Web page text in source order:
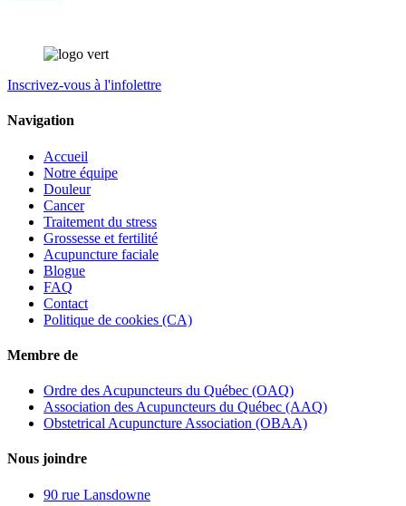
Inscrivez-vous à l'infolettre
Navigation
Accueil
Notre équipe
Douleur
Cancer
Traitement du stress
Grossesse et fertilité
Acupuncture faciale
Blogue
FAQ
Contact
Politique de cookies (CA)
Membre de
Ordre des Acupuncteurs du Québec (OAQ)
Association des Acupuncteurs du Québec (AAQ)
Obstetrical Acupuncture Association (OBAA)
Nous joindre
90 rue Lansdowne